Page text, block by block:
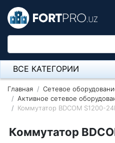
ВСЕ КАТЕГОРИИ
Микрофон
Напольные розетки
Оборудование Mikrotik
Главная
Сетевое
Активное сетевое
Коммутатор BDCOM S1200-
Коммутатор